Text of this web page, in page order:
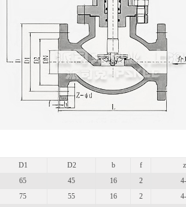
D1 D2 b f
65 45 16 2
75 55 16 2